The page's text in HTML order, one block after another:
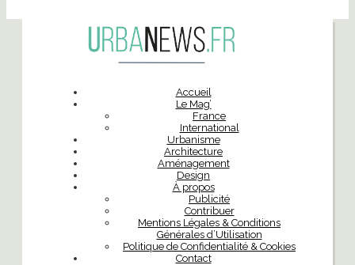
Accueil
Le Mag’
France
International
Urbanisme
Architecture
Aménagement
Design
À propos
Publicité
Contribuer
Mentions Légales & Conditions
Générales d’Utilisation
Politique de Confidentialité & Cookies
Contact